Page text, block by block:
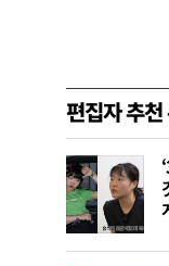
편집자 추천